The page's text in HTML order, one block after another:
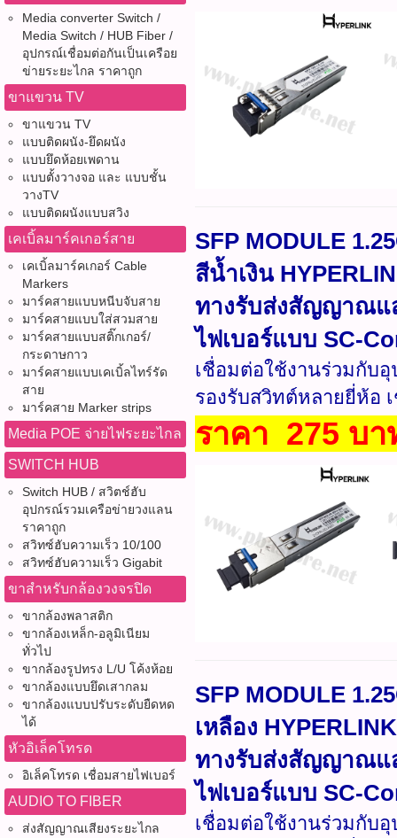
Media converter Switch /
Media Switch / HUB Fiber /
อุปกรณ์เชื่อมต่อกันเป็นเครือย
ข่ายระยะไกล ราคาถูก
ขาแขวน TV
ขาแขวน TV
แบบติดผนัง-ยึดผนัง
แบบยึดห้อยเพดาน
แบบตั้งวางจอ และ แบบชั้น
วางTV
แบบติดผนังแบบสวิง
เคเบิ้ลมาร์คเกอร์สาย
เคเบิ้ลมาร์คเกอร์ Cable
Markers
มาร์คสายแบบหนีบจับสาย
มาร์คสายแบบใส่สวมสาย
มาร์คสายแบบสติ๊กเกอร์/
กระดาษกาว
มาร์คสายแบบเคเบิ้ลไทร์รัด
สาย
มาร์คสาย Marker strips
Media POE จ่ายไฟระยะไกล
SWITCH HUB
Switch HUB / สวิตช์ฮับ
อุปกรณ์รวมเครือข่ายวงแลน
ราคาถูก
สวิทซ์ฮับความเร็ว 10/100
สวิทซ์ฮับความเร็ว Gigabit
ขาสำหรับกล้องวงจรปิด
ขากล้องพลาสติก
ขากล้องเหล็ก-อลูมิเนียม
ทั่วไป
ขากล้องรูปทรง L/U โค้งห้อย
ขากล้องแบบยึดเสากลม
ขากล้องแบบปรับระดับยืดหด
ได้
หัวอิเล็คโทรด
อิเล็คโทรด เชื่อมสายไฟเบอร์
AUDIO TO FIBER
ส่งสัญญาณเสียงระยะไกล
SFP MODULE
สีน้ำเงิน
ทางรับส่งสัญญาณแส
ไฟเบอร์แบบ SC-
เชื่อมต่อใช้งานร่วมกับ
รองรับสวิทต์หลายยี่ห้อ
ราคา 275 บา
SFP MODULE
เหลือง
ทางรับส่งสัญญาณแส
ไฟเบอร์แบบ SC-
เชื่อมต่อใช้งานร่วมกับ